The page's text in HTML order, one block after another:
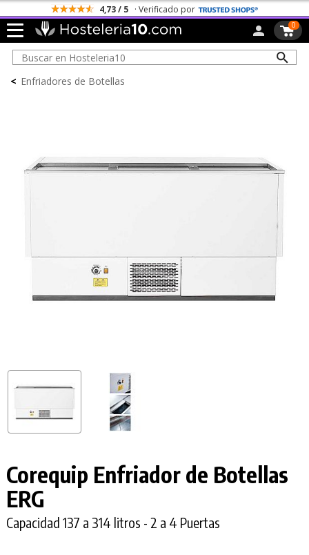
4,73 / 5 · Verificado por
0
< Enfriadores de Botellas
Corequip Enfriador de Botellas
ERG
Capacidad 137 a 314 litros - 2 a 4 Puertas